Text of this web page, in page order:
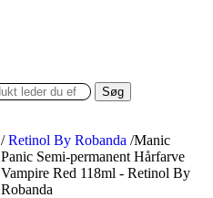
Søg
/ Retinol By Robanda /Manic
Panic Semi-permanent Hårfarve
Vampire Red 118ml - Retinol By
Robanda